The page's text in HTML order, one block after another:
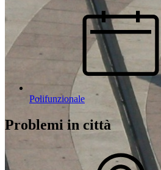
Polifunzionale
Problemi in città